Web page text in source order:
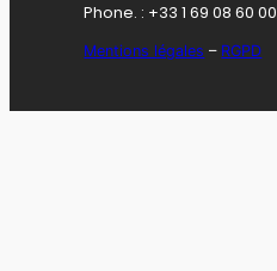
Phone. : +33 1 69 08 60 00
Mentions légales – RGPD